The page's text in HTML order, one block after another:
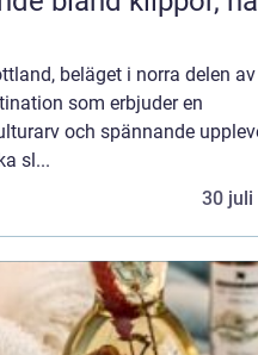
beläget i norra delen av
som erbjuder en
och spännande
sl...
30 juli